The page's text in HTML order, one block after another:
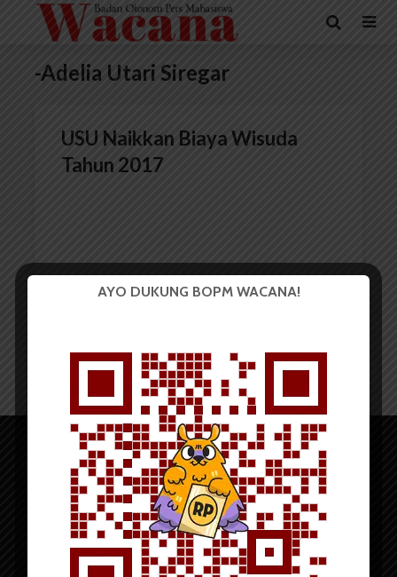
-Adelia Utari Siregar
USU Naikkan Biaya Wisuda
Tahun 2017
AYO DUKUNG BOPM WACANA!